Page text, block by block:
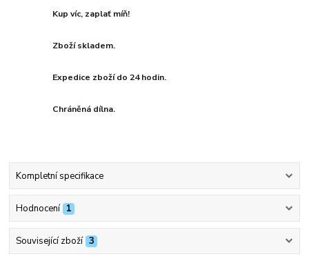
Kup víc, zaplať míň!
Zboží skladem.
Expedice zboží do 24 hodin.
Chráněná dílna.
Kompletní specifikace
Hodnocení 1
Související zboží 3